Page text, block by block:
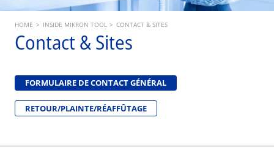
EXPERTISE
INSIDE MIKRON TOOL
Breadcrumb
HOME > INSIDE MIKRON TOOL > CONTACT & SITES
Contact & Sites
FORMULAIRE DE CONTACT GÉNÉRAL
RETOUR/PLAINTE/RÉAFFÛTAGE